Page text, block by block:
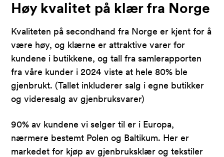
Høy kvalitet på klær fra Norge
Kvaliteten på secondhand fra Norge er kjent for å
være høy, og klærne er attraktive varer for
kundene i butikkene, og tall fra samlerapporten
fra våre kunder i 2024 viste at hele 80% ble
gjenbrukt. (Tallet inkluderer salg i egne butikker
og videresalg av gjenbruksvarer)
90% av kundene vi selger til er i Europa,
nærmere bestemt Polen og Baltikum. Her er
markedet for kjøp av gjenbruksklær og tekstiler